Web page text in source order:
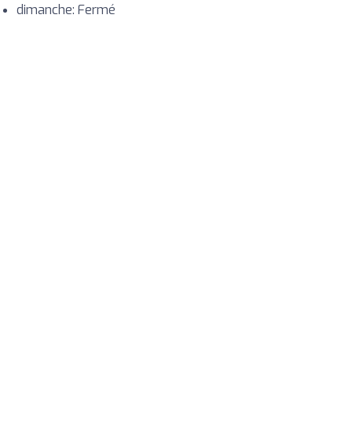
dimanche: Fermé